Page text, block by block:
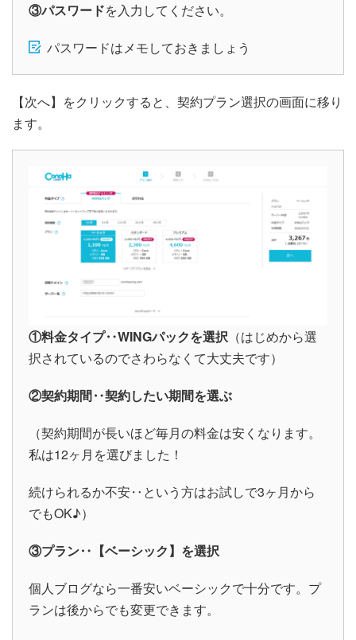
③パスワードを入力してください。
パスワードはメモしておきましょう
【次へ】をクリックすると、契約プラン選択の画面に移り
ます。
①料金タイプ‥WINGパックを選択 （はじめから選
択されているのでさわらなくて大丈夫です）
②契約期間‥契約したい期間を選ぶ
（契約期間が長いほど毎月の料金は安くなります。
私は12ヶ月を選びました！
続けられるか不安‥という方はお試しで3ヶ月から
でもOK♪）
③プラン‥【ベーシック】を選択
個人ブログなら一番安いベーシックで十分です。プ
ランは後からでも変更できます。